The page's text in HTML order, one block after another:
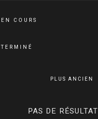
EN COURS
TERMINÉ
PLUS ANCIEN
PAS DE RÉSULTAT